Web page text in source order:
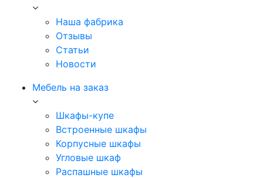
Наша фабрика
Отзывы
Статьи
Новости
Мебель на заказ
Шкафы-купе
Встроенные шкафы
Корпусные шкафы
Угловые шкаф
Распашные шкафы